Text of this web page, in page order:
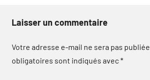
Laisser un commentaire
Votre adresse e-mail ne sera pas publiée.
obligatoires sont indiqués avec*